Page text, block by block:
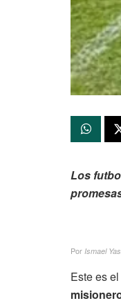
Los
Por Ismael
Este es